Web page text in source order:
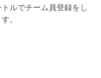
ルでチーム員登録をし
。